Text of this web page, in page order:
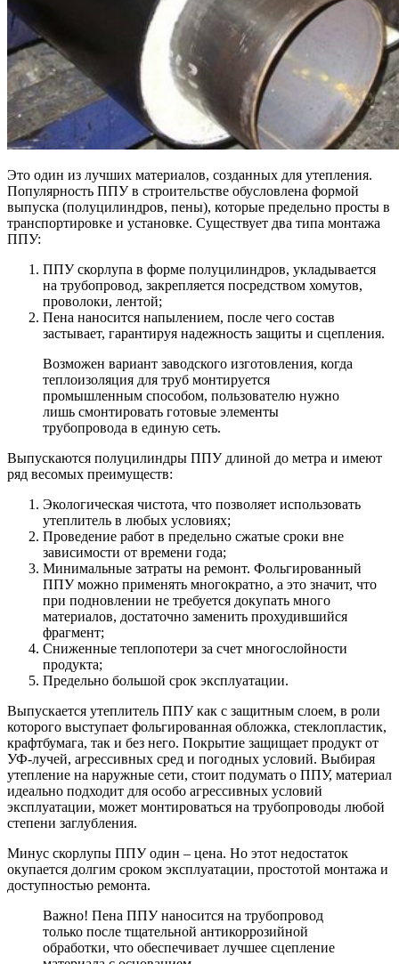
Это один из лучших материалов, созданных для утепления.
Популярность ППУ в строительстве обусловлена формой
выпуска (полуцилиндров, пены), которые предельно просты в
транспортировке и установке. Существует два типа монтажа
ППУ:
ППУ скорлупа в форме полуцилиндров, укладывается
на трубопровод, закрепляется посредством хомутов,
проволоки, лентой;
Пена наносится напылением, после чего состав
застывает, гарантируя надежность защиты и сцепления.
Возможен вариант заводского изготовления, когда
теплоизоляция для труб монтируется
промышленным способом, пользователю нужно
лишь смонтировать готовые элементы
трубопровода в единую сеть.
Выпускаются полуцилиндры ППУ длиной до метра и имеют
ряд весомых преимуществ:
Экологическая чистота, что позволяет использовать
утеплитель в любых условиях;
Проведение работ в предельно сжатые сроки вне
зависимости от времени года;
Минимальные затраты на ремонт. Фольгированный
ППУ можно применять многократно, а это значит, что
при подновлении не требуется докупать много
материалов, достаточно заменить прохудившийся
фрагмент;
Сниженные теплопотери за счет многослойности
продукта;
Предельно большой срок эксплуатации.
Выпускается утеплитель ППУ как с защитным слоем, в роли
которого выступает фольгированная обложка, стеклопластик,
крафтбумага, так и без него. Покрытие защищает продукт от
УФ-лучей, агрессивных сред и погодных условий. Выбирая
утепление на наружные сети, стоит подумать о ППУ, материал
идеально подходит для особо агрессивных условий
эксплуатации, может монтироваться на трубопроводы любой
степени заглубления.
Минус скорлупы ППУ один – цена. Но этот недостаток
окупается долгим сроком эксплуатации, простотой монтажа и
доступностью ремонта.
Важно! Пена ППУ наносится на трубопровод
только после тщательной антикоррозийной
обработки, что обеспечивает лучшее сцепление